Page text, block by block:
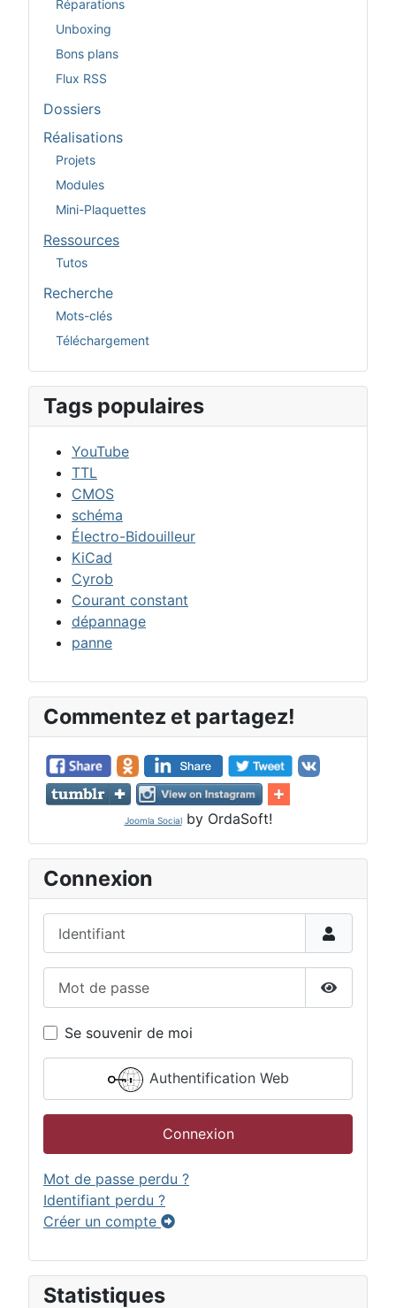
Réparations
Unboxing
Bons plans
Flux RSS
Dossiers
Réalisations
Projets
Modules
Mini-Plaquettes
Ressources
Tutos
Recherche
Mots-clés
Téléchargement
Tags populaires
YouTube
TTL
CMOS
schéma
Électro-Bidouilleur
KiCad
Cyrob
Courant constant
dépannage
panne
Commentez et partagez!
Joomla Socialby OrdaSoft!
Connexion
Afficher
Se souvenir de moi
Authentification Web
Connexion
Mot de passe perdu ?
Identifiant perdu ?
Créer un compte
Statistiques